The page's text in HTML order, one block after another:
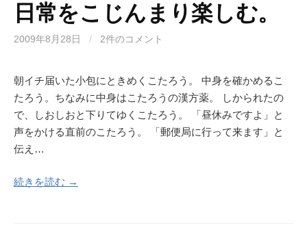
日常をこじんまり楽しむ。
2009年8月28日 / 2件のコメント
朝イチ届いた小包にときめくこたろう。 中身を確かめるこ
たろう。ちなみに中身はこたろうの漢方薬。 しかられたの
で、しおしおと下りてゆくこたろう。 「昼休みですよ」と
声をかける直前のこたろう。 「郵便局に行って来ます」と
伝え…
続きを読む →